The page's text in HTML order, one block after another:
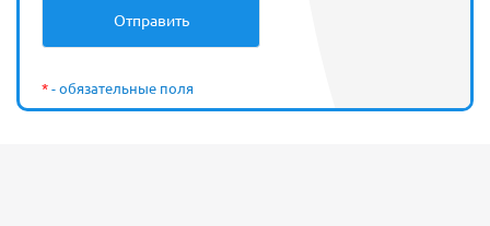
* - обязательные поля